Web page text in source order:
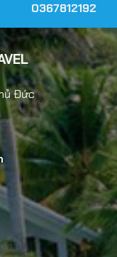
0367812192
Đức